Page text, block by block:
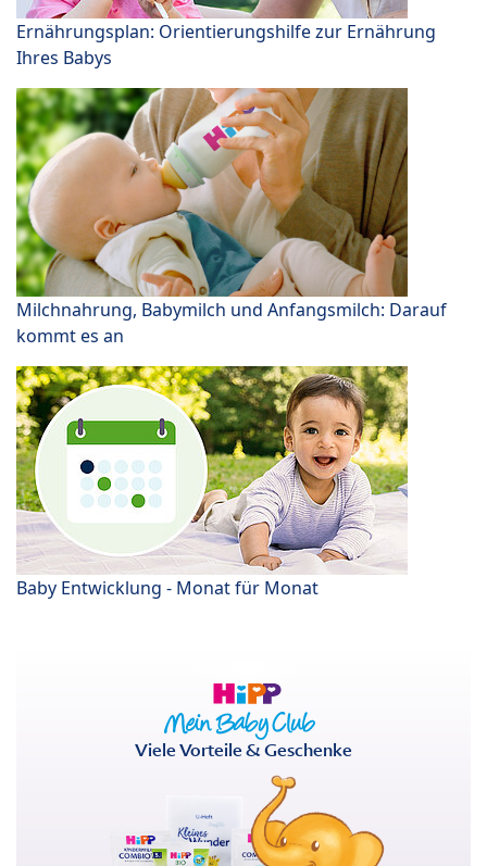
Ernährungsplan: Orientierungshilfe zur Ernährung
Ihres Babys
Milchnahrung, Babymilch und Anfangsmilch: Darauf
kommt es an
Baby Entwicklung - Monat für Monat
Viele Vorteile & Geschenke